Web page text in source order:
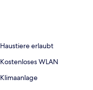
Haustiere erlaubt
Kostenloses WLAN
Klimaanlage